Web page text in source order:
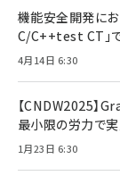
機能安全開発に
C/C++test CT」
4月14日 6:30
【CNDW2025】
最小限の労力で
1月23日 6:30